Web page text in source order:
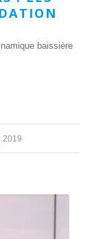
baissière
2019